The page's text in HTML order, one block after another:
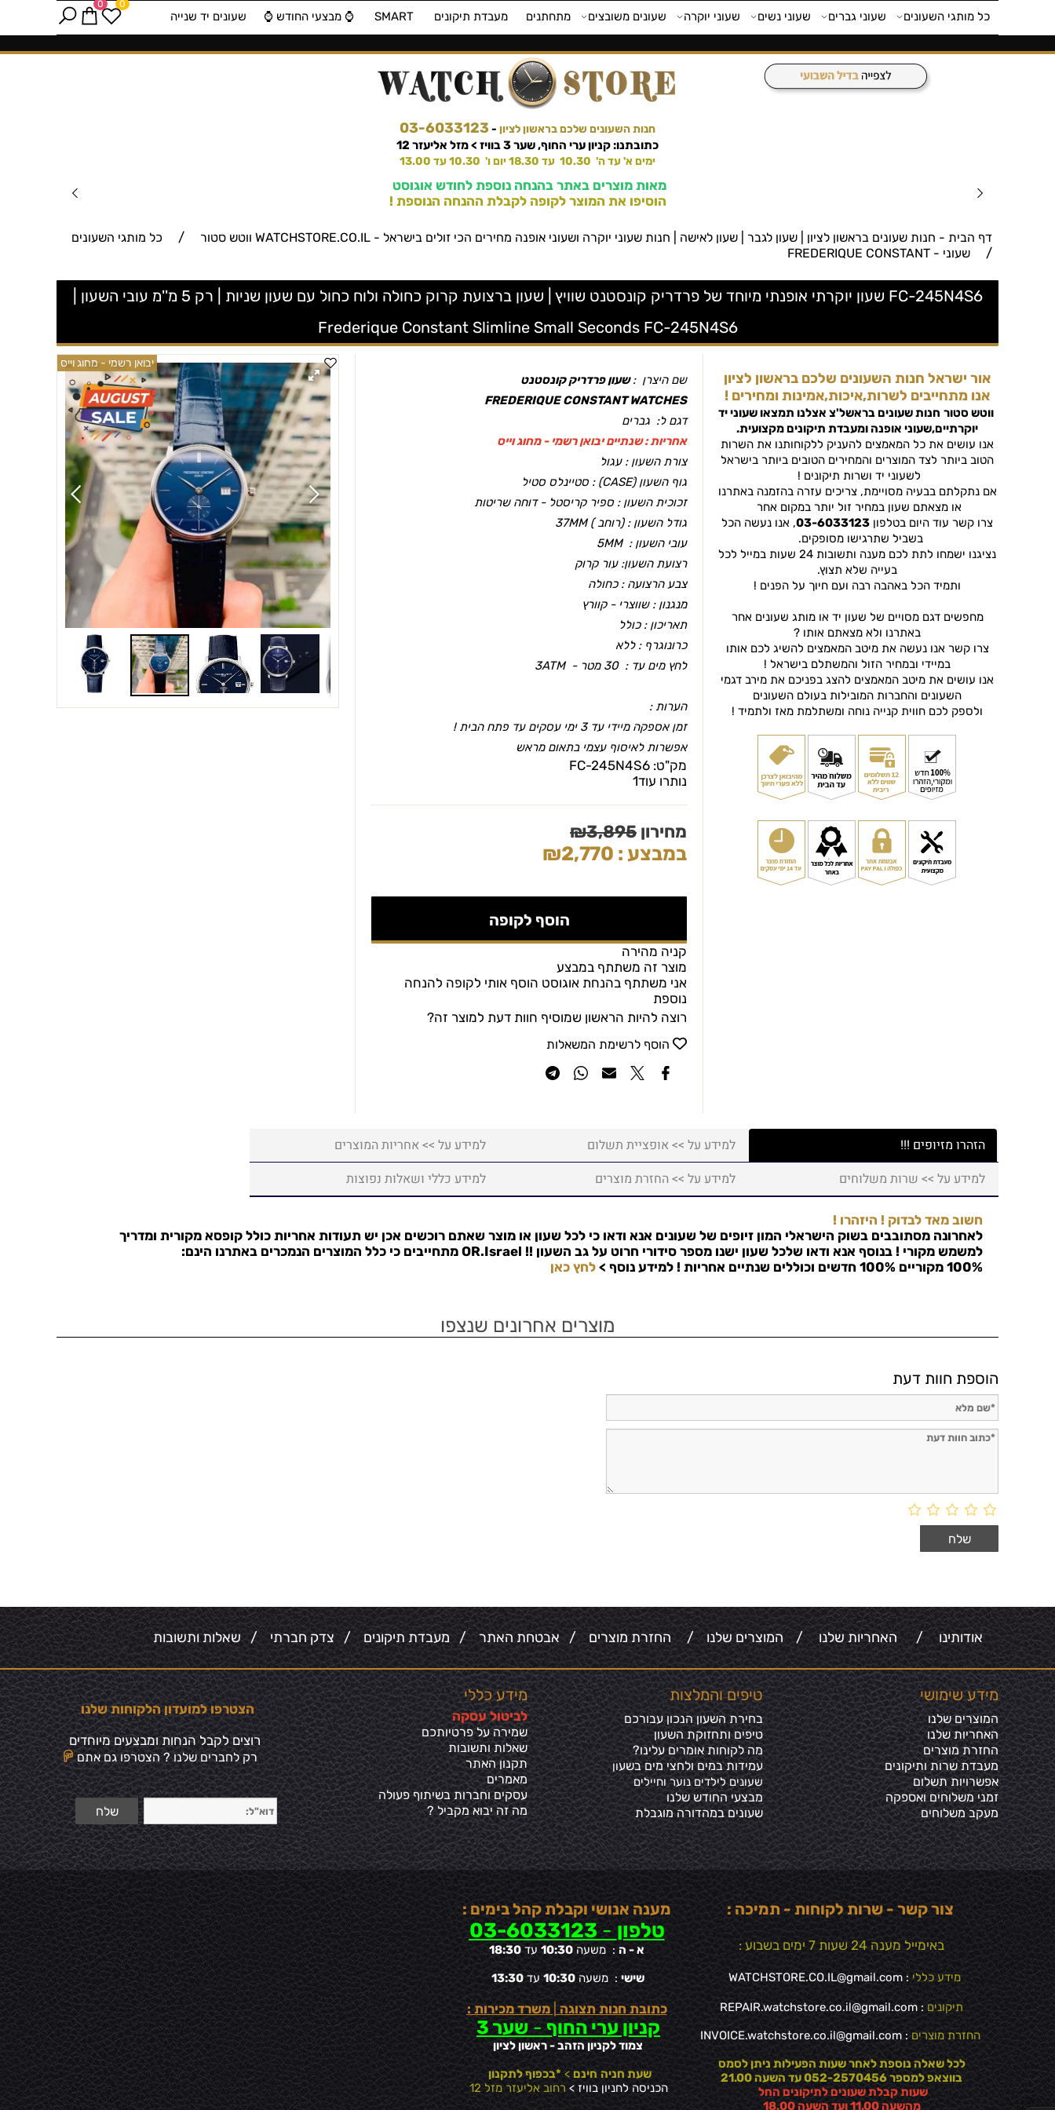
חנות השעונים שלכם בראשון לציון -
03-6033123
כתובתנו: קניון ערי החוף, שער 3 בוויז > מזל אליעזר 12
ימים א' עד ה' 10.30 עד 18.30 יום ו' 10.30 עד 13.00
מאות מוצרים באתר בהנחה נוספת לחודש אוגוסט
הוסיפו את המוצר לקופה לקבלת ההנחה הנוספת !
0 0
כל מותגי השעונים שעוני גברים שעוני נשים שעוני יוקרה שעונים משובצים מתחתנים מעבדת תיקונים SMART ⌚️ מבצעי החודש ⌚️ שעונים יד שנייה
דף הבית - חנות שעונים בראשון לציון | שעון לגבר | שעון לאישה | חנות שעוני יוקרה ושעוני אופנה מחירים הכי זולים בישראל - WATCHSTORE.CO.IL ווטש סטור / כל מותגי השעונים
/ שעוני - FREDERIQUE CONSTANT
FC-245N4S6 שעון יוקרתי אופנתי מיוחד של פרדריק קונסטנט שוויץ | שעון ברצועת קרוק כחולה ולוח כחול עם שעון שניות | רק 5 מ''מ עובי השעון |
Frederique Constant Slimline Small Seconds FC-245N4S6
יבואן רשמי - מחוג וייס
שם היצרן :שעון פרדריק קונסטנט
FREDERIQUE CONSTANT WATCHES
דגם ל: גברים
אחריות : שנתיים יבואן רשמי - מחוג וייס
צורת השעון : עגול
גוף השעון (CASEׂ) : סטיינלס סטיל
זכוכית השעון : ספיר קריסטל - דוחה שריטות
גודל השעון : (רוחב ) 37MM
עובי השעון : 5MM
רצועת השעון: עור קרוק
צבע הרצועה : כחולה
מנגנון : שווצרי - קוורץ
תאריכון : כולל
כרונוגרף : ללא
לחץ מים עד : 30 מטר - 3ATM
הערות :
זמן אספקה מיידי עד 3 ימי עסקים עד פתח הבית !
אפשרות לאיסוף עצמי בתאום מראש
מק"ט: FC-245N4S6
נותרו עוד1
מחירון ₪3,895
במבצע : ₪2,770
הוסף לקופה
קניה מהירה
מוצר זה משתתף במבצע
אני משתתף בהנחת אוגוסט הוסף אותי לקופה להנחה
נוספת
רוצה להיות הראשון שמוסיף חוות דעת למוצר זה?
הוסף לרשימת המשאלות
אור ישראל חנות השעונים שלכם בראשון לציון
אנו מתחייבים לשרות,איכות,אמינות ומחירים !
ווטש סטור חנות שעונים בראשל'צ אצלנו תמצאו שעוני יד
יוקרתיים,שעוני אופנה ומעבדת תיקונים מקצועית.
אנו עושים את כל המאמצים להעניק ללקוחותנו את השרות
הטוב ביותר לצד המוצרים והמחירים הטובים ביותר בישראל
לשעוני יד ושרות תיקונים !
אם נתקלתם בבעיה מסויימת, צריכים עזרה בהזמנה באתרנו
או מצאתם שעון במחיר זול יותר במקום אחר
צרו קשר עוד היום בטלפון 03-6033123, אנו נעשה הכל
בשביל שתרגישו מסופקים.
נציגנו ישמחו לתת לכם מענה ותשובות 24 שעות במייל לכל
בעייה שלא תצוץ.
ותמיד הכל באהבה רבה ועם חיוך על הפנים !
מחפשים דגם מסויים של שעון יד או מותג שעונים אחר
באתרנו ולא מצאתם אותו ?
צרו קשר אנו נעשה את מיטב המאמצים להשיג לכם אותו
במיידי ובמחיר הזול והמשתלם בישראל !
אנו עושים את מיטב המאמצים להצג בפניכם את מירב דגמי
השעונים והחברות המובילות בעולם השעונים
ולספק לכם חווית קנייה נוחה ומשתלמת מאז ולתמיד !
הזהרו מזיופים !!! למידע על >> אופציית תשלום
למידע על >> אחריות המוצרים
למידע על >> שרות משלוחים
למידע על >> החזרת מוצרים למידע כללי ושאלות נפוצות
חשוב מאד לבדוק ! היזהרו !
לאחרונה מסתובבים בשוק הישראלי המון זיופים של שעונים אנא ודאו כי לכל שעון או מוצר שאתם רוכשים אכן יש תעודות אחריות כולל קופסא מקורית ומדריך
למשמש מקורי ! בנוסף אנא ודאו שלכל שעון ישנו מספר סידורי חרוט על גב השעון !! OR.Israel מתחייבים כי כלל המוצרים הנמכרים באתרנו הינם:
100% מקוריים 100% חדשים וכוללים שנתיים אחריות !
למידע נוסף > לחץ כאן
מוצרים אחרונים שנצפו
הוספת חוות דעת
אודותינו /האחריות שלנו /המוצרים שלנו/החזרת מוצרים/אבטחת האתר /מעבדת תיקונים/צדק חברתי /שאלות ותשובות
מידע שימושי
המוצרים שלנו
האחריות שלנו
החזרת מוצרים
מעבדת שרות ותיקונים
אפשרויות תשלום
זמני משלוחים ואספקה
מעקב משלוחים
טיפים והמלצות
בחירת השעון הנכון עבורכם
טיפים ותחזוקת השעון
מה לקוחות אומרים עלינו?
עמידות במים ולחצי מים בשעון
שעונים לילדים נוער וחיילים
מבצעי החודש שלנו
שעונים במהדורה מוגבלת
מידע כללי
לביטול עסקה
שמירה על פרטיותכם
שאלות ותשובות
תקנון האתר
מאמרים
עסקים וחברות בשיתוף פעולה
מה זה יבוא מקביל ?
הצטרפו למועדון הלקוחות שלנו
רוצים לקבל הנחות ומבצעים מיוחדים
רק לחברים שלנו ? הצטרפו גם אתם
צור קשר - שרות לקוחות - תמיכה :
באימייל מענה 24 שעות 7 ימים בשבוע :
מידע כללי :
WATCHSTORE.CO.IL@gmail.com
תיקונים : REPAIR.watchstore.co.il@gmail.com
החזרת מוצרים :
INVOICE.watchstore.co.il@gmail.com
לכל שאלה נוספת לאחר שעות הפעילות ניתן לסמס
בווצאפ למספר 052-2570456 עד השעה 21.00
שעות קבלת שעונים לתיקונים החל
מהשעה 11.00 ועד השעה 18.00
מענה אנושי וקבלת קהל בימים :
טלפון -
03-6033123
א - ה : משעה 10:30 עד18:30
שישי : משעה10:30עד13:30
כתובת חנות תצוגה |משרד מכירות :
קניון ערי החוף- שער 3
צמוד לקניון הזהב - ראשון לציון
שעת חניה חינם > *בכפוף לתקנון
הכניסה לחניון בוויז >רחוב אליעזר מזל 12
✕